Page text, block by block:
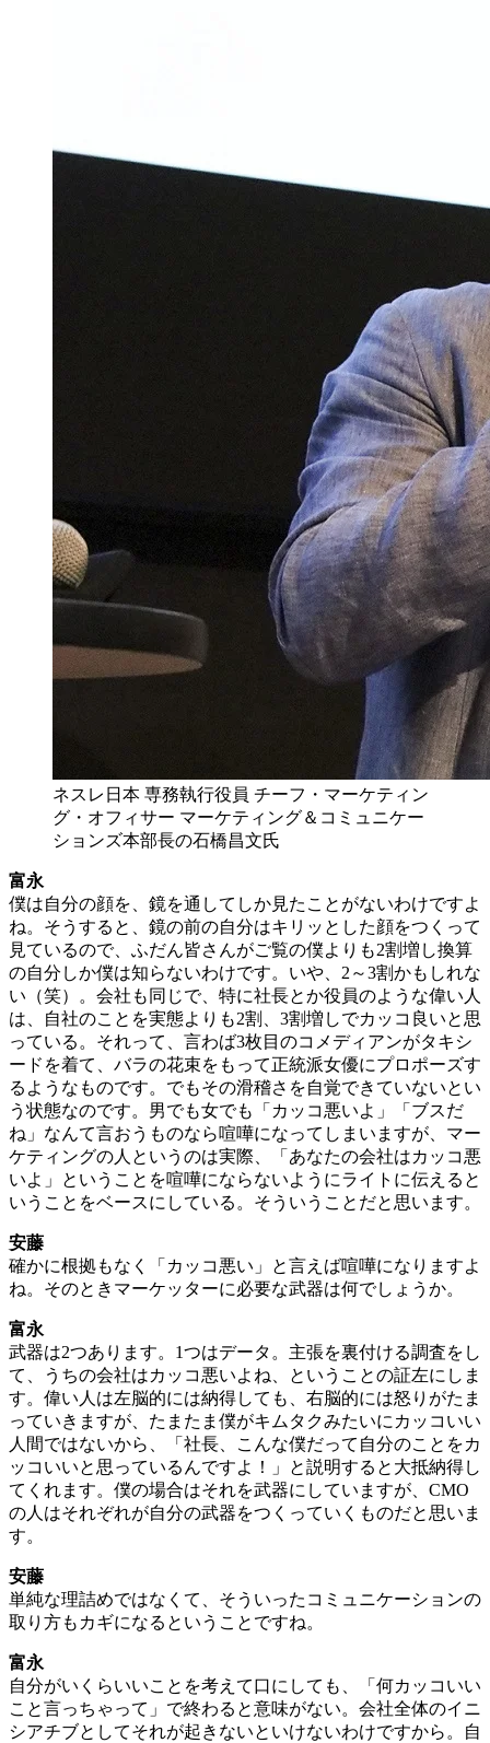
ネスレ日本 専務執行役員 チーフ・マーケティン
グ・オフィサー マーケティング＆コミュニケー
ションズ本部長の石橋昌文氏
富永
僕は自分の顔を、鏡を通してしか見たことがないわけですよ
ね。そうすると、鏡の前の自分はキリッとした顔をつくって
見ているので、ふだん皆さんがご覧の僕よりも2割増し換算
の自分しか僕は知らないわけです。いや、2～3割かもしれな
い（笑）。会社も同じで、特に社長とか役員のような偉い人
は、自社のことを実態よりも2割、3割増しでカッコ良いと思
っている。それって、言わば3枚目のコメディアンがタキシ
ードを着て、バラの花束をもって正統派女優にプロポーズす
るようなものです。でもその滑稽さを自覚できていないとい
う状態なのです。男でも女でも「カッコ悪いよ」「ブスだ
ね」なんて言おうものなら喧嘩になってしまいますが、マー
ケティングの人というのは実際、「あなたの会社はカッコ悪
いよ」ということを喧嘩にならないようにライトに伝えると
いうことをベースにしている。そういうことだと思います。
安藤
確かに根拠もなく「カッコ悪い」と言えば喧嘩になりますよ
ね。そのときマーケッターに必要な武器は何でしょうか。
富永
武器は2つあります。1つはデータ。主張を裏付ける調査をし
て、うちの会社はカッコ悪いよね、ということの証左にしま
す。偉い人は左脳的には納得しても、右脳的には怒りがたま
っていきますが、たまたま僕がキムタクみたいにカッコいい
人間ではないから、「社長、こんな僕だって自分のことをカ
ッコいいと思っているんですよ！」と説明すると大抵納得し
てくれます。僕の場合はそれを武器にしていますが、CMO
の人はそれぞれが自分の武器をつくっていくものだと思いま
す。
安藤
単純な理詰めではなくて、そういったコミュニケーションの
取り方もカギになるということですね。
富永
自分がいくらいいことを考えて口にしても、「何カッコいい
こと言っちゃって」で終わると意味がない。会社全体のイニ
シアチブとしてそれが起きないといけないわけですから。自